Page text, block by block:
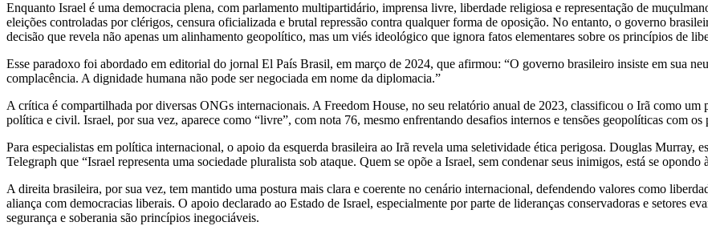
Enquanto Israel é uma democracia plena, com parlamento multipartidário, imprensa livre, liberdade religiosa e representação de
eleições controladas por clérigos, censura oficializada e brutal repressão contra qualquer forma de oposição. No entanto, o governo
decisão que revela não apenas um alinhamento geopolítico, mas um viés ideológico que ignora fatos elementares sobre os princípios de
Esse paradoxo foi abordado em editorial do jornal El País Brasil, em março de 2024, que afirmou: “O governo brasileiro insiste em sua
complacência. A dignidade humana não pode ser negociada em nome da diplomacia.”
A crítica é compartilhada por diversas ONGs internacionais. A Freedom House, no seu relatório anual de 2023, classificou o Irã como
política e civil. Israel, por sua vez, aparece como “livre”, com nota 76, mesmo enfrentando desafios internos e tensões geopolíticas com os
Para especialistas em política internacional, o apoio da esquerda brasileira ao Irã revela uma seletividade ética perigosa. Douglas Murray,
Telegraph que “Israel representa uma sociedade pluralista sob ataque. Quem se opõe a Israel, sem condenar seus inimigos, está se opondo
A direita brasileira, por sua vez, tem mantido uma postura mais clara e coerente no cenário internacional, defendendo valores como
aliança com democracias liberais. O apoio declarado ao Estado de Israel, especialmente por parte de lideranças conservadoras e setores
segurança e soberania são princípios inegociáveis.